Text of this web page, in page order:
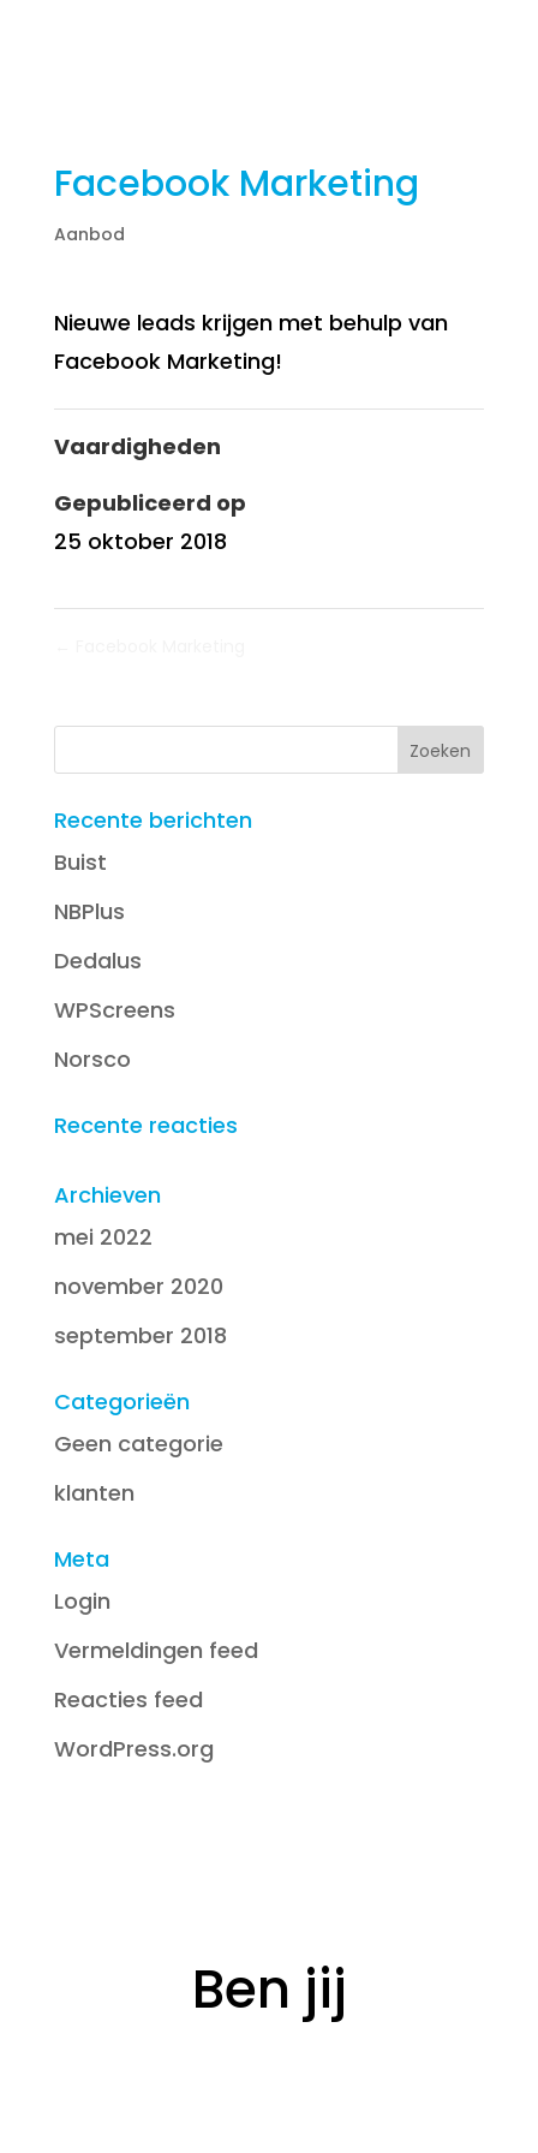
Facebook Marketing
Aanbod
Nieuwe leads krijgen met behulp van
Facebook Marketing!
Vaardigheden
Gepubliceerd op
25 oktober 2018
Recente berichten
Buist
NBPlus
Dedalus
WPScreens
Norsco
Recente reacties
Archieven
mei 2022
november 2020
september 2018
Categorieën
Geen categorie
klanten
Meta
Login
Vermeldingen feed
Reacties feed
WordPress.org
Ben jij